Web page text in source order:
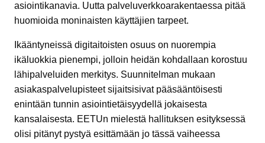
asiointikanavia. Uutta palveluverkkoarakentaessa pitää
huomioida moninaisten käyttäjien tarpeet.
Ikääntyneissä digitaitoisten osuus on nuorempia
ikäluokkia pienempi, jolloin heidän kohdallaan korostuu
lähipalveluiden merkitys. Suunnitelman mukaan
asiakaspalvelupisteet sijaitsisivat pääsääntöisesti
enintään tunnin asiointietäisyydellä jokaisesta
kansalaisesta. EETUn mielestä hallituksen esityksessä
olisi pitänyt pystyä esittämään jo tässä vaiheessa